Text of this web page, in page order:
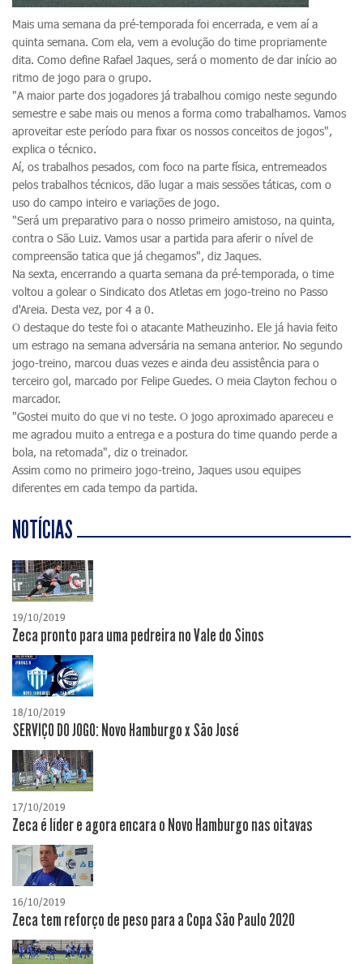
Mais uma semana da pré-temporada foi encerrada, e vem aí a
quinta semana. Com ela, vem a evolução do time propriamente
dita. Como define Rafael Jaques, será o momento de dar início ao
ritmo de jogo para o grupo.
"A maior parte dos jogadores já trabalhou comigo neste segundo
semestre e sabe mais ou menos a forma como trabalhamos. Vamos
aproveitar este período para fixar os nossos conceitos de jogos",
explica o técnico.
Aí, os trabalhos pesados, com foco na parte física, entremeados
pelos trabalhos técnicos, dão lugar a mais sessões táticas, com o
uso do campo inteiro e variações de jogo.
"Será um preparativo para o nosso primeiro amistoso, na quinta,
contra o São Luiz. Vamos usar a partida para aferir o nível de
compreensão tatica que já chegamos", diz Jaques.
Na sexta, encerrando a quarta semana da pré-temporada, o time
voltou a golear o Sindicato dos Atletas em jogo-treino no Passo
d'Areia. Desta vez, por 4 a 0.
O destaque do teste foi o atacante Matheuzinho. Ele já havia feito
um estrago na semana adversária na semana anterior. No segundo
jogo-treino, marcou duas vezes e ainda deu assistência para o
terceiro gol, marcado por Felipe Guedes. O meia Clayton fechou o
marcador.
"Gostei muito do que vi no teste. O jogo aproximado apareceu e
me agradou muito a entrega e a postura do time quando perde a
bola, na retomada", diz o treinador.
Assim como no primeiro jogo-treino, Jaques usou equipes
diferentes em cada tempo da partida.
NOTÍCIAS
19/10/2019
Zeca pronto para uma pedreira no Vale do Sinos
18/10/2019
SERVIÇO DO JOGO: Novo Hamburgo x São José
17/10/2019
Zeca é líder e agora encara o Novo Hamburgo nas oitavas
16/10/2019
Zeca tem reforço de peso para a Copa São Paulo 2020